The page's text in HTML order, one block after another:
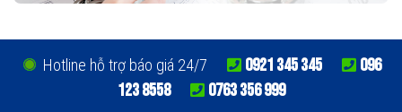
Hotline hỗ trợ báo giá 24/7 0921 345 345
096
123 8558
0763 356 999